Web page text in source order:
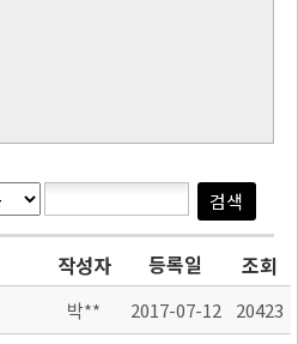
작성자 등록일 조회
박** 2017-07-12
20423